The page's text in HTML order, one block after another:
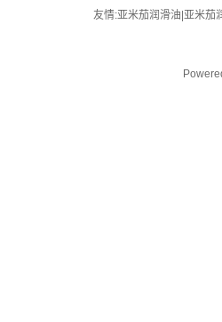
友情:亚米茄润滑油| 亚米茄